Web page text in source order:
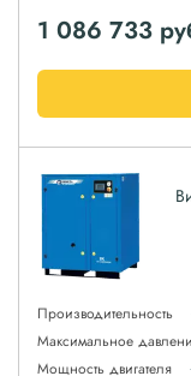
1 086 733
Производительность
Максимальное
Мощность двигателя